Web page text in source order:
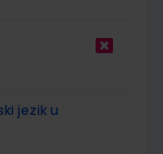
jezik u